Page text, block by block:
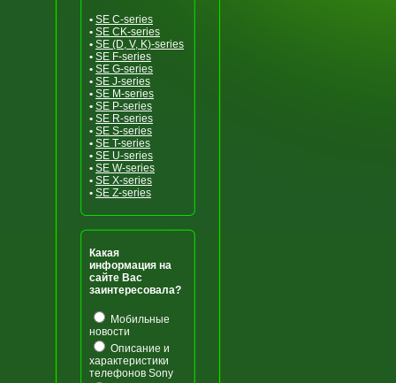
• SE C-series
• SE CK-series
• SE (D, V, K)-series
• SE F-series
• SE G-series
• SE J-series
• SE M-series
• SE P-series
• SE R-series
• SE S-series
• SE T-series
• SE U-series
• SE W-series
• SE X-series
• SE Z-series
Какая
информация на
сайте Вас
заинтересовала?
Мобильные
новости
Описание и
характеристики
телефонов Sony